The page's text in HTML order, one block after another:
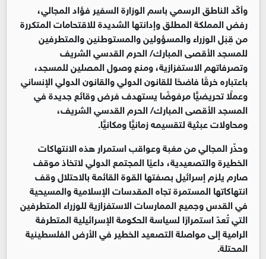
‏وأكّد الناطق الرسمي باسم الوزارة السفير فؤاد المجالي،
رفض المملكة المطلق وإدانتها الشديدة للاقتحامات المتكررة
من قِبَل الوزراء والمسؤولين والمستوطنين والمتطرفين
للمسجد الأقصى المبارك/ الحرم القدسي الشريف
وتصرفاتهم الاستفزازية، ومنع وصول المصلين للمسجد،
باعتباره خرقًا فاضحًا للقانون الدولي والقانون الدولي الإنساني
وعملًا تحريضيًّا مرفوضًا يستهدف فرض وقائع جديدة في
المسجد الأقصى المبارك/ الحرم القدسي الشريف،
ومحاولات عبثية لتقسيمه زمانيًّا ومكانيًّا.
‏وحذّر المجالي من مغبة وعواقب استمرار هذه الانتهاكات
الخطيرة والتصعيدية، داعيًا المجتمع الدولي لاتخاذ موقف
صارم يلزم إسرائيل بصفتها القوة القائمة بالاحتلال وقف
انتهاكاتها المستمرة تجاه المقدسات الإسلامية والمسيحية
في القدس وجميع الممارسات الاستفزازية للوزراء المتطرفين
التي تُعدّ استمرارًا لسياسة الحكومة الإسرائيلية المتطرفة
الرامية إلى مواصلة التصعيد الخطير في الأرض الفلسطينية
المحتلة.